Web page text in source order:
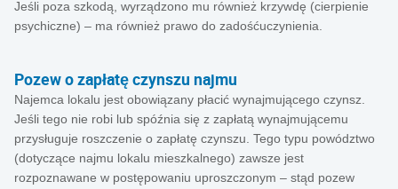
Jeśli poza szkodą, wyrządzono mu również krzywdę (cierpienie
psychiczne) – ma również prawo do zadośćuczynienia.
Pozew o zapłatę czynszu najmu
Najemca lokalu jest obowiązany płacić wynajmującego czynsz.
Jeśli tego nie robi lub spóźnia się z zapłatą wynajmującemu
przysługuje roszczenie o zapłatę czynszu. Tego typu powództwo
(dotyczące najmu lokalu mieszkalnego) zawsze jest
rozpoznawane w postępowaniu uproszczonym – stąd pozew